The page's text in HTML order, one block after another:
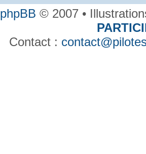
phpBB © 2007 •
Contact :